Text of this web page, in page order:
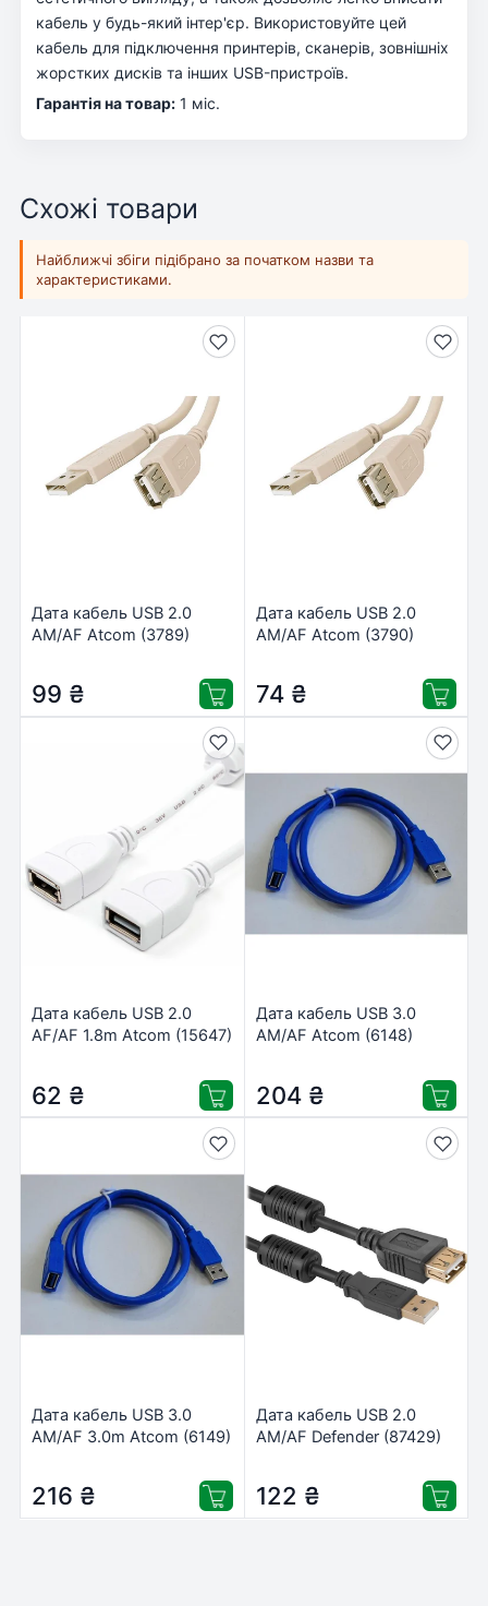
кабель у будь-який інтер'єр. Використовуйте цей
кабель для підключення принтерів, сканерів, зовнішніх
жорстких дисків та інших USB-пристроїв.
Гарантія на товар: 1 міс.
Схожі товари
Найближчі збіги підібрано за початком назви та
характеристиками.
Дата кабель USB 2.0
AM/AF Atcom (3789)
99 ₴
Дата кабель USB 2.0
AM/AF Atcom (3790)
74 ₴
Дата кабель USB 2.0
AF/AF 1.8m Atcom (15647)
62 ₴
Дата кабель USB 3.0
AM/AF Atcom (6148)
204 ₴
Дата кабель USB 3.0
AM/AF 3.0m Atcom (6149)
216 ₴
Дата кабель USB 2.0
AM/AF Defender (87429)
122 ₴